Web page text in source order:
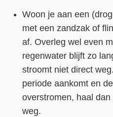
Woon je aan een
met een zandzak of
af. Overleg wel even
regenwater blijft zo
stroomt niet direct
periode aankomt en
overstromen, haal
weg.